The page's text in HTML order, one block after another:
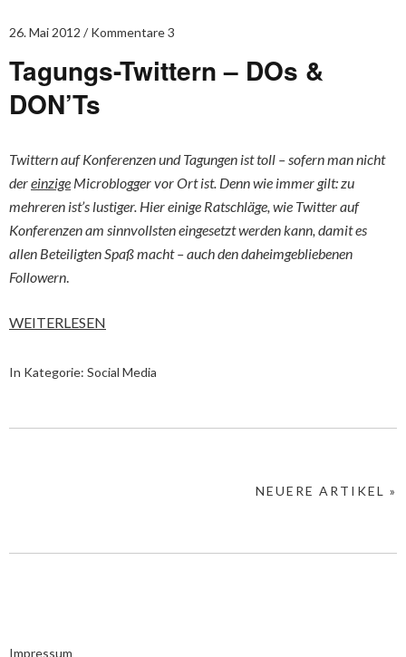
26. Mai 2012 Kommentare 3
Tagungs-Twittern – DOs &
DON’Ts
Twittern auf Konferenzen und Tagungen ist toll – sofern man nicht
dereinzige Microblogger vor Ort ist. Denn wie immer gilt: zu
mehreren ist’s lustiger. Hier einige Ratschläge, wie Twitter auf
Konferenzen am sinnvollsten eingesetzt werden kann, damit es
allen Beteiligten Spaß macht – auchden daheimgebliebenen
Followern.
WEITERLESEN
In Kategorie: Social Media
NEUERE ARTIKEL »
Impressum